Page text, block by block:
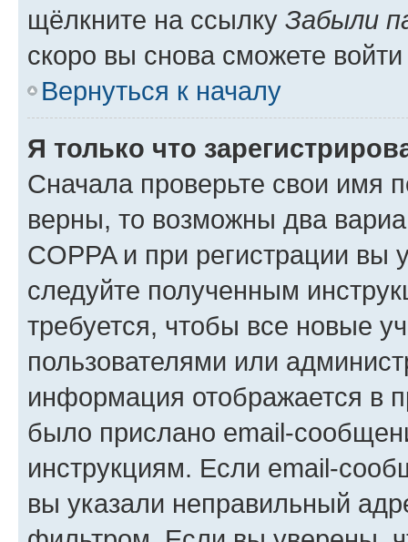
щёлкните на ссылку Забыли
скоро вы снова сможете
Вернуться к началу
Я только что
Сначала проверьте свои имя
верны, то возможны два
COPPA и при регистрации вы
следуйте полученным
требуется, чтобы все новые
пользователями или
информация отображается в
было прислано email-
инструкциям. Если email-
вы указали неправильный